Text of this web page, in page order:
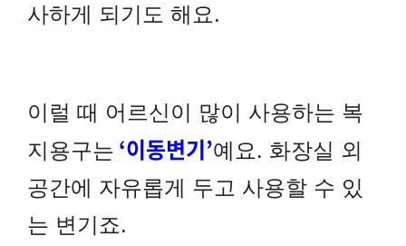
사하게 되기도 해요.
이럴 때 어르신이 많이 사용하는 복
지용구는 ‘이동변기’예요. 화장실 외
공간에 자유롭게 두고 사용할 수 있
는 변기죠.